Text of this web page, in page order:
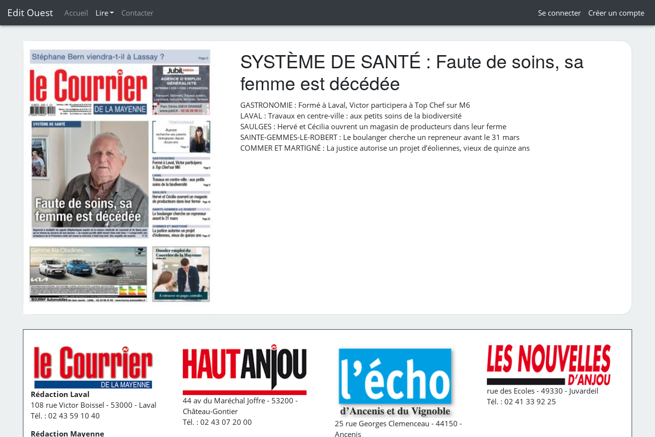
Edit Ouest Accueil Lire Contacter Se connecter Créer un compte
SYSTÈME DE SANTÉ : Faute de soins, sa
femme est décédée
GASTRONOMIE : Formé à Laval, Victor participera à Top Chef sur M6
LAVAL : Travaux en centre-ville : aux petits soins de la biodiversité
SAULGES : Hervé et Cécilia ouvrent un magasin de producteurs dans leur ferme
SAINTE-GEMMES-LE-ROBERT : Le boulanger cherche un repreneur avant le 31 mars
COMMER ET MARTIGNÉ : La justice autorise un projet d’éoliennes, vieux de quinze ans
Rédaction Laval
108 rue Victor Boissel - 53000 - Laval
Tél. : 02 43 59 10 40
Rédaction Mayenne
44 av du Maréchal Joffre - 53200 -
Château-Gontier
Tél. : 02 43 07 20 00
25 rue Georges Clemenceau - 44150 -
Ancenis
rue des Ecoles - 49330 - Juvardeil
Tél. : 02 41 33 92 25